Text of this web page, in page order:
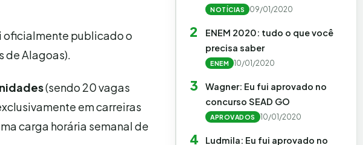
oficialmente publicado o
de Alagoas).
(sendo 20 vagas
em carreiras
carga horária semanal de
NOTÍCIAS 09/01/2020
2
ENEM 2020: tudo o que você
precisa saber
ENEM 10/01/2020
3
Wagner: Eu fui aprovado no
concurso SEAD GO
APROVADOS 10/01/2020
4
Ludmila: Eu fui aprovado no